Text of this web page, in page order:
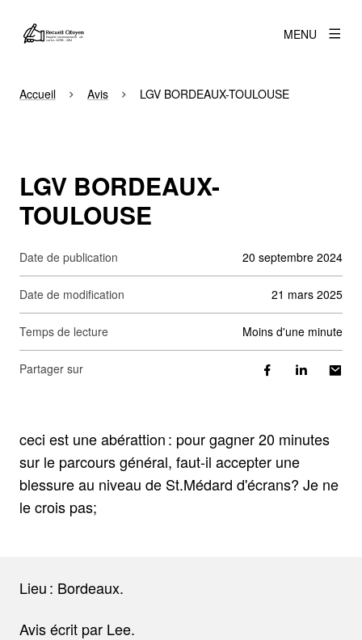
MENU
Accueil Avis LGV BORDEAUX-TOULOUSE
LGV BORDEAUX-
TOULOUSE
Date de publication 20 septembre 2024
Date de modification 21 mars 2025
Temps de lecture moins d'une minute
Partager sur
ceci est une abérattion : pour gagner 20 minutes
sur le parcours général, faut-il accepter une
blessure au niveau de St.Médard d'écrans? Je ne
le crois pas;
Lieu : Bordeaux.
Avis écrit par Lee.